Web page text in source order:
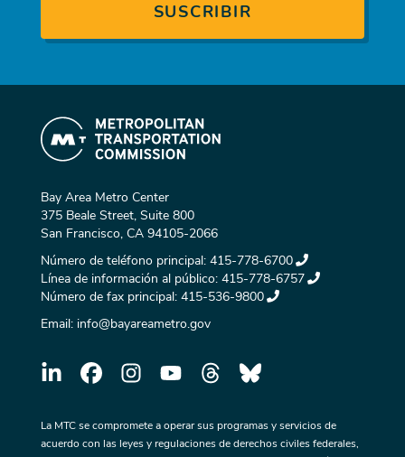
Bay Area Metro Center
375 Beale Street, Suite 800
San Francisco, CA 94105-2066
Número de teléfono principal: 415-778-6700
Línea de información al público: 415-778-6757
Número de fax principal: 415-536-9800
Email: info@bayareametro.gov
La MTC se compromete a operar sus programas y servicios de
acuerdo con las leyes y regulaciones de derechos civiles federales,